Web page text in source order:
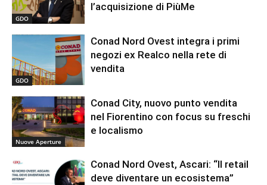
GDO
l’acquisizione di PiùMe
GDO
Conad Nord Ovest integra i primi
negozi ex Realco nella rete di
vendita
Nuove Aperture
Conad City, nuovo punto vendita
nel Fiorentino con focus su freschi
e localismo
Conad Nord Ovest, Ascari: “Il retail
deve diventare un ecosistema”